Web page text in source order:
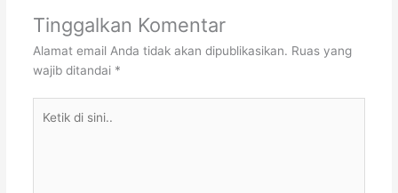
Tinggalkan Komentar
Alamat email Anda tidak akan dipublikasikan. Ruas yang
wajib ditandai *